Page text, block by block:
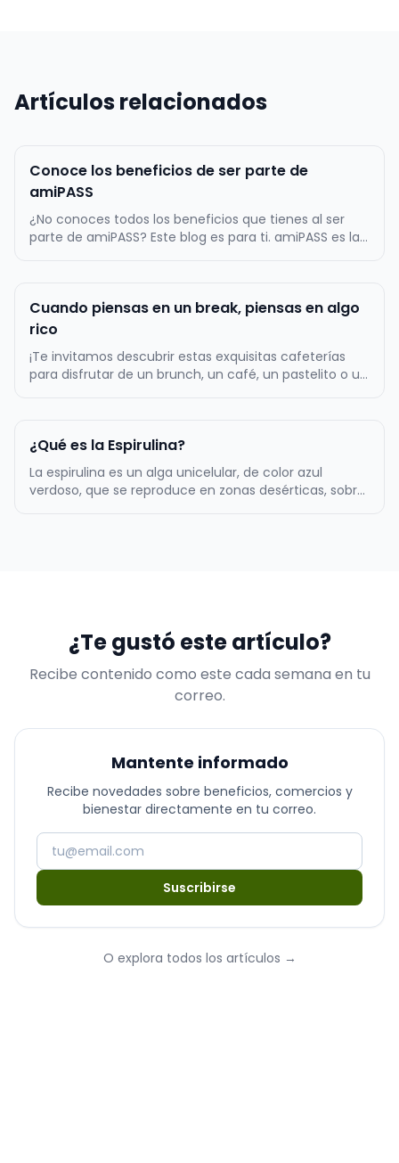
Artículos relacionados
Conoce los beneficios de ser parte de
amiPASS
¿No conoces todos los beneficios que tienes al ser
parte de amiPASS? Este blog es para ti. amiPASS es la
más de 500.000 usuarios…
Cuando piensas en un break, piensas en algo
rico
¡Te invitamos descubrir estas exquisitas cafeterías
para disfrutar de un brunch, un café, un pastelito o un
sándwich acompañado…
¿Qué es la Espirulina?
La espirulina es un alga unicelular, de color azul
verdoso, que se reproduce en zonas desérticas, sobre
¿Te gustó este artículo?
Recibe contenido como este cada semana en tu
correo.
Mantente informado
Recibe novedades sobre beneficios, comercios y
bienestar directamente en tu correo.
Suscribirse
O explora todos los artículos →